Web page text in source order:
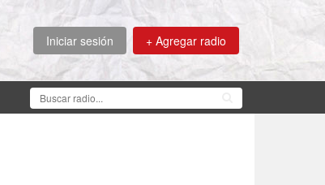
Iniciar sesión + Agregar radio